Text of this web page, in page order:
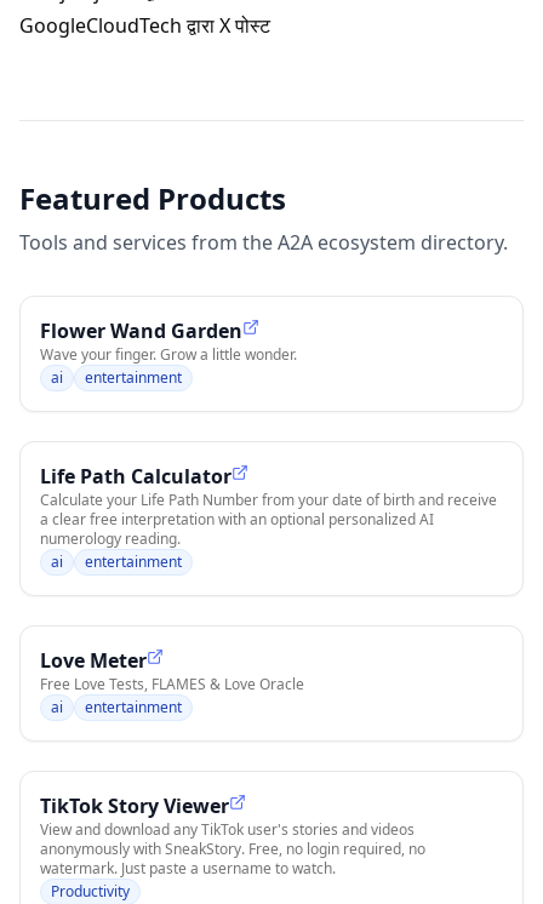
GoogleCloudTech द्वारा X पोस्ट
Featured Products
Tools and services from the A2A ecosystem directory.
Flower Wand Garden
Wave your finger. Grow a little wonder.
ai
entertainment
Life Path Calculator
Calculate your Life Path Number from your date of birth and receive
a clear free interpretation with an optional personalized AI
numerology reading.
ai
entertainment
Love Meter
Free Love Tests, FLAMES & Love Oracle
ai
entertainment
TikTok Story Viewer
View and download any TikTok user's stories and videos
anonymously with SneakStory. Free, no login required, no
watermark. Just paste a username to watch.
Productivity